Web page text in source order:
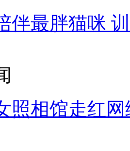
伴最胖猫咪
照相馆走红网